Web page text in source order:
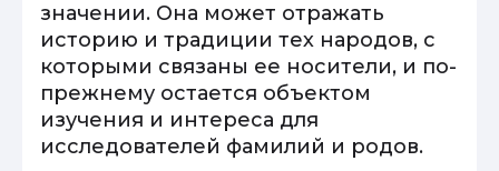
значении. Она может отражать
историю и традиции тех народов, с
которыми связаны ее носители, и по-
прежнему остается объектом
изучения и интереса для
исследователей фамилий и родов.